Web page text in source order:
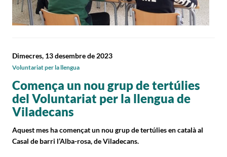
Comença un nou grup de tertúlies
del Voluntariat per la llengua de
Viladecans
Aquest mes ha començat un nou grup de tertúlies en català al
Casal de barri l’Alba-rosa, de Viladecans.
Dimecres, 13 desembre de 2023
Voluntariat per la llengua